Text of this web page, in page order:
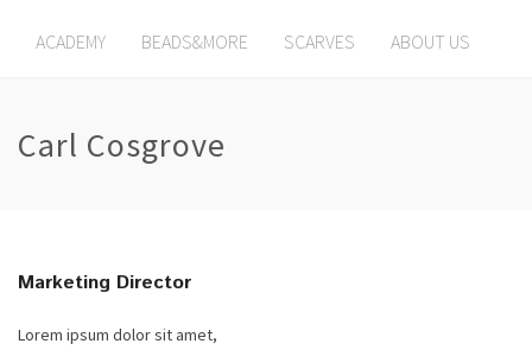
ACADEMY BEADS&MORE SCARVES ABOUT US
Carl Cosgrove
Marketing Director
Lorem ipsum dolor sit amet,